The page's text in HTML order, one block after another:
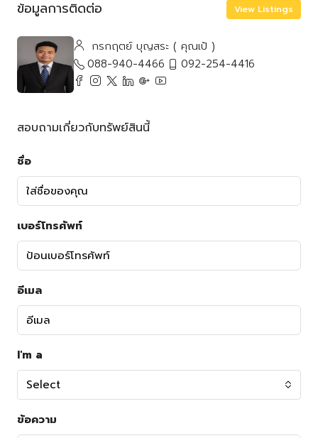
ข้อมูลการติดต่อ View Listings
กรกฤตย์ บุญสระ ( คุณเป้ )
088-940-4466
092-254-4416
สอบถามเกี่ยวกับทรัพย์สินนี้
ชื่อ
เบอร์โทรศัพท์
อีเมล
I'm a
Select
ข้อความ